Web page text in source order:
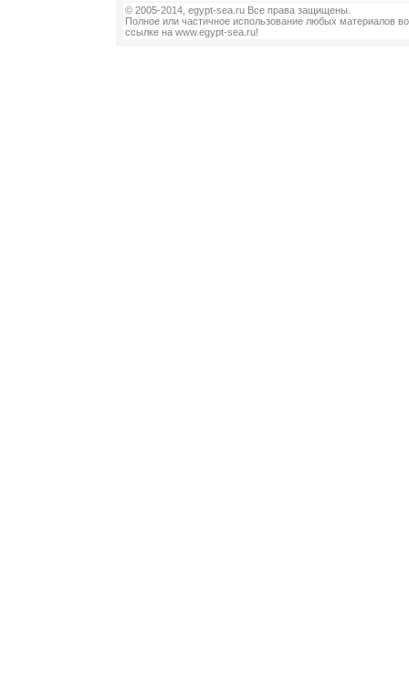
© 2005-2014, egypt-sea.ru Все права защищены.
Полное или частичное использование любых материалов
ссылке на www.egypt-sea.ru!